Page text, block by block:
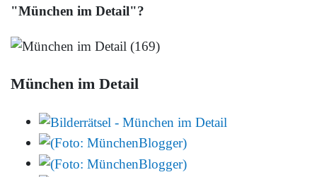
"München im Detail"?
München im Detail